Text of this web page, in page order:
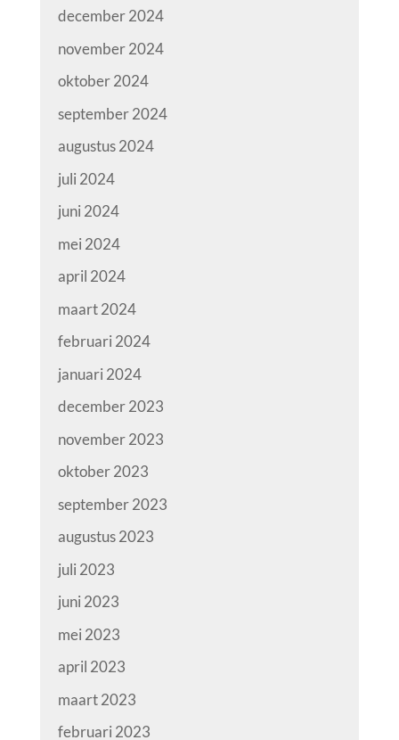
december 2024
november 2024
oktober 2024
september 2024
augustus 2024
juli 2024
juni 2024
mei 2024
april 2024
maart 2024
februari 2024
januari 2024
december 2023
november 2023
oktober 2023
september 2023
augustus 2023
juli 2023
juni 2023
mei 2023
april 2023
maart 2023
februari 2023